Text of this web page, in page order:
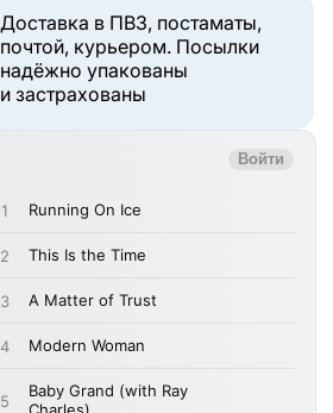
Доставка в ПВЗ, постаматы,
почтой, курьером. Посылки
надёжно упакованы
и застрахованы